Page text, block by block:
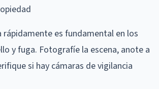
rápidamente es fundamental en los
y fuga. Fotografíe la escena, anote a
si hay cámaras de vigilancia